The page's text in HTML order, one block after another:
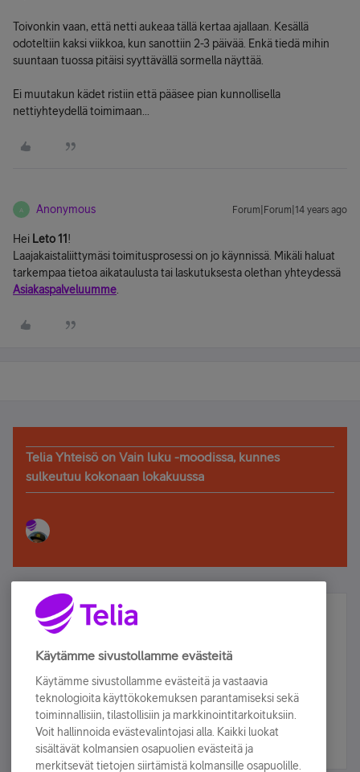
Toivonkin vaan, että netti aukeaa tällä kertaa ajallaan. Kesällä
odoteltiin kaksi viikkoa, kun sanottiin 2-3 päivää. Enkä tiedä mihin
suuntaan tuossa pitäisi syyttävällä sormella näyttää.
Ei muutakun kädet ristiin että pääsee pian kunnollisella
nettiyhteydellä toimimaan...
A Anonymous Forum|Forum|14 years ago
Hei Leto 11 !
Laajakaistaliittymäsi toimitusprosessi on jo käynnissä. Mikäli haluat
tarkempaa tietoa aikataulusta tai laskutuksesta olethan yhteydessä
Asiakaspalveluumme
Telia Yhteisö on Vain luku -moodissa, kunnes
sulkeutuu kokonaan lokakuussa
Älä jää paitsi – osallistu ja voita!
Tilaa Telian uutiskirje ja olet mukana arvonnassa.
sähköpostiisi.
Tilaa nyt
Käytämme sivustollamme evästeitä
Käytämme sivustollamme evästeitä ja vastaavia
teknologioita käyttökokemuksen parantamiseksi sekä
toiminnallisiin, tilastollisiin ja markkinointitarkoituksiin.
Voit hallinnoida evästevalintojasi alla. Kaikki luokat
sisältävät kolmansien osapuolien evästeitä ja
merkitsevät tietojen siirtämistä kolmansille osapuolille.